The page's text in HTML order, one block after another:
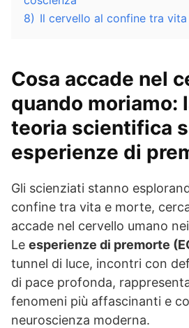
8) Il cervello al confine tra
Cosa accade nel
quando moriamo:
teoria scientifica
esperienze di
Gli scienziati stanno
confine tra vita e morte,
accade nel cervello umano
Le esperienze di premorte
tunnel di luce, incontri con
di pace profonda,
fenomeni più affascinanti e
neuroscienza moderna.